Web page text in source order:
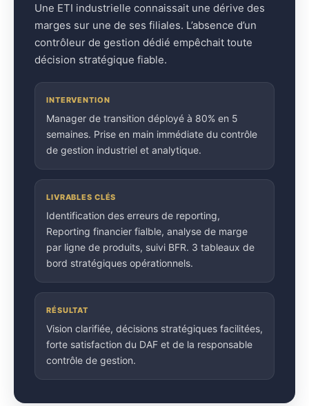
Une ETI industrielle connaissait une dérive des
marges sur une de ses filiales. L’absence d’un
contrôleur de gestion dédié empêchait toute
décision stratégique fiable.
INTERVENTION
Manager de transition déployé à 80% en 5
semaines. Prise en main immédiate du contrôle
de gestion industriel et analytique.
LIVRABLES CLÉS
Identification des erreurs de reporting,
Reporting financier fialble, analyse de marge
par ligne de produits, suivi BFR. 3 tableaux de
bord stratégiques opérationnels.
RÉSULTAT
Vision clarifiée, décisions stratégiques facilitées,
forte satisfaction du DAF et de la responsable
contrôle de gestion.